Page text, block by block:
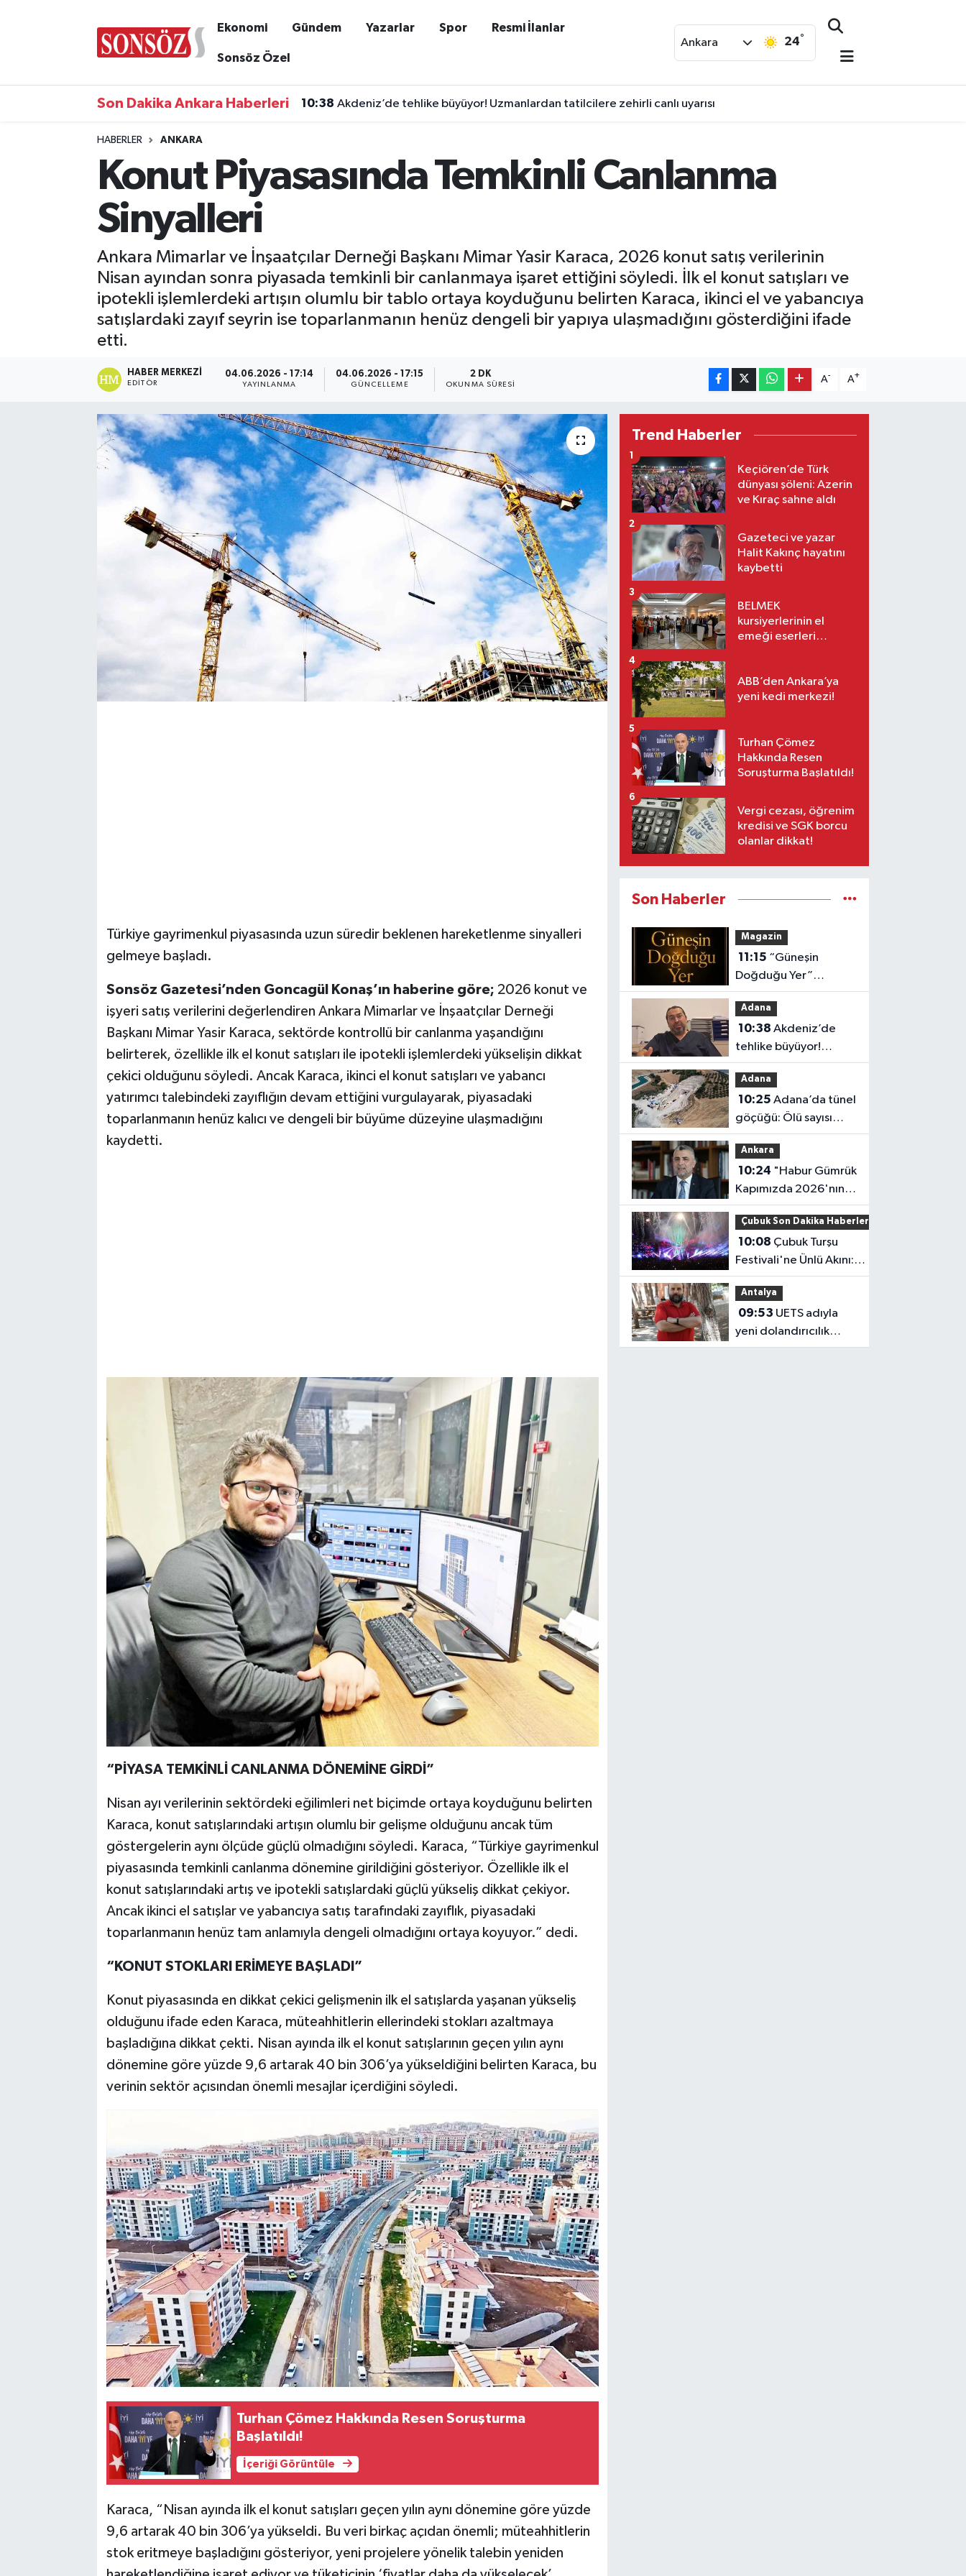
Ekonomi Gündem Yazarlar Spor Resmi İlanlar
Sonsöz Özel
Ankara 24°
Son Dakika Ankara Haberleri 10:38 Akdeniz’de tehlike büyüyor! Uzmanlardan tatilcilere zehirli canlı uyarısı
HABERLER ANKARA
Konut Piyasasında Temkinli Canlanma
Sinyalleri
Ankara Mimarlar ve İnşaatçılar Derneği Başkanı Mimar Yasir Karaca, 2026 konut satış verilerinin
Nisan ayından sonra piyasada temkinli bir canlanmaya işaret ettiğini söyledi. İlk el konut satışları ve
ipotekli işlemlerdeki artışın olumlu bir tablo ortaya koyduğunu belirten Karaca, ikinci el ve yabancıya
satışlardaki zayıf seyrin ise toparlanmanın henüz dengeli bir yapıya ulaşmadığını gösterdiğini ifade
etti.
HABER MERKEZI
EDITÖR
04.06.2026 - 17:14
YAYINLANMA
04.06.2026 - 17:15
GÜNCELLEME
2 DK
OKUNMA SÜRESI
A- A+
Türkiye gayrimenkul piyasasında uzun süredir beklenen hareketlenme sinyalleri
gelmeye başladı.
Sonsöz Gazetesi’nden Goncagül Konaş’ın haberine göre; 2026 konut ve
işyeri satış verilerini değerlendiren Ankara Mimarlar ve İnşaatçılar Derneği
Başkanı Mimar Yasir Karaca, sektörde kontrollü bir canlanma yaşandığını
belirterek, özellikle ilk el konut satışları ile ipotekli işlemlerdeki yükselişin dikkat
çekici olduğunu söyledi. Ancak Karaca, ikinci el konut satışları ve yabancı
yatırımcı talebindeki zayıflığın devam ettiğini vurgulayarak, piyasadaki
toparlanmanın henüz kalıcı ve dengeli bir büyüme düzeyine ulaşmadığını
kaydetti.
“PİYASA TEMKİNLİ CANLANMA DÖNEMİNE GİRDİ”
Nisan ayı verilerinin sektördeki eğilimleri net biçimde ortaya koyduğunu belirten
Karaca, konut satışlarındaki artışın olumlu bir gelişme olduğunu ancak tüm
göstergelerin aynı ölçüde güçlü olmadığını söyledi. Karaca, “Türkiye gayrimenkul
piyasasında temkinli canlanma dönemine girildiğini gösteriyor. Özellikle ilk el
konut satışlarındaki artış ve ipotekli satışlardaki güçlü yükseliş dikkat çekiyor.
Ancak ikinci el satışlar ve yabancıya satış tarafındaki zayıflık, piyasadaki
toparlanmanın henüz tam anlamıyla dengeli olmadığını ortaya koyuyor.” dedi.
“KONUT STOKLARI ERİMEYE BAŞLADI”
Konut piyasasında en dikkat çekici gelişmenin ilk el satışlarda yaşanan yükseliş
olduğunu ifade eden Karaca, müteahhitlerin ellerindeki stokları azaltmaya
başladığına dikkat çekti. Nisan ayında ilk el konut satışlarının geçen yılın aynı
dönemine göre yüzde 9,6 artarak 40 bin 306’ya yükseldiğini belirten Karaca, bu
verinin sektör açısından önemli mesajlar içerdiğini söyledi.
Turhan Çömez Hakkında Resen Soruşturma
Başlatıldı!
İçeriği Görüntüle
Karaca, “Nisan ayında ilk el konut satışları geçen yılın aynı dönemine göre yüzde
9,6 artarak 40 bin 306’ya yükseldi. Bu veri birkaç açıdan önemli; müteahhitlerin
stok eritmeye başladığını gösteriyor, yeni projelere yönelik talebin yeniden
Trend Haberler
Keçiören’de Türk
dünyası şöleni: Azerin
ve Kıraç sahne aldı
1
Gazeteci ve yazar
Halit Kakınç hayatını
kaybetti
2
BELMEK
kursiyerlerinin el
emeği eserleri
3
ABB’den Ankara’ya
yeni kedi merkezi!
4
Turhan Çömez
Hakkında Resen
Soruşturma Başlatıldı!
5
Vergi cezası, öğrenim
kredisi ve SGK borcu
olanlar dikkat!
6
Son Haberler
Magazin
11:15
Doğduğu Yer”
Dizisinin Yayın Günü
Belli Oldu!
Adana
10:38 Akdeniz’de
tehlike büyüyor!
Uzmanlardan
tatilcilere zehirli canlı
uyarısı
Adana
10:25 Adana’da tünel
göçüğü: Ölü sayısı
2’ye yükseldi
Ankara
10:24
Kapımızda 2026'nın
günlük TIR çıkış
rekorunu kırdık"
Çubuk Son Dakika Haberleri
10:08
Festivali'ne Ünlü Akını:
Hangi Sanatçı Ne Zaman
Çıkacak?
Antalya
09:53
yeni dolandırıcılık
tuzağı!
Ankara Nöbetçi Eczaneler
Ankara Trafik Yoğunluk Haritası
Süper Lig Puan Durumu ve Fikstür
Son Dakika Haberleri
Haber Arşivi